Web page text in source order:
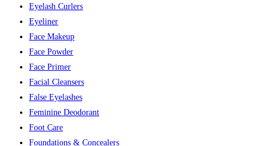
Eyelash Curlers
Eyeliner
Face Makeup
Face Powder
Face Primer
Facial Cleansers
False Eyelashes
Feminine Deodorant
Foot Care
Foundations & Concealers